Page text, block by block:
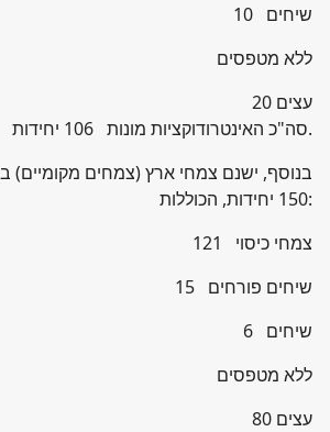
10 שיחים
ללא מטפסים
20 עצים
סה"כ האינטרודוקציות מונות 106 יחידות.
בנוסף, ישנם צמחי ארץ (צמחים מקומיים)
150 יחידות, הכוללות:
121 צמחי כיסוי
15 שיחים פורחים
6 שיחים
ללא מטפסים
80 עצים